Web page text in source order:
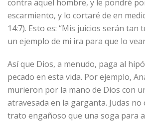
contra aquel hombre, y le pondré
escarmiento, y lo cortaré de en
14:7). Esto es: “Mis juicios serán tan
un ejemplo de mi ira para que lo
Así que Dios, a menudo, paga al
pecado en esta vida. Por ejemplo,
murieron por la mano de Dios con
atravesada en la garganta. Judas no
trato engañoso que una soga para